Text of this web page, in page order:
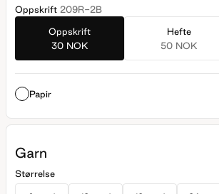
Oppskrift 209R-2B
Oppskrift
30 NOK
Hefte
50 NOK
Papir
Garn
Størrelse